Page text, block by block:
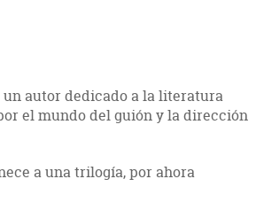
un autor dedicado a la literatura
el mundo del guión y la dirección
a una trilogía, por ahora